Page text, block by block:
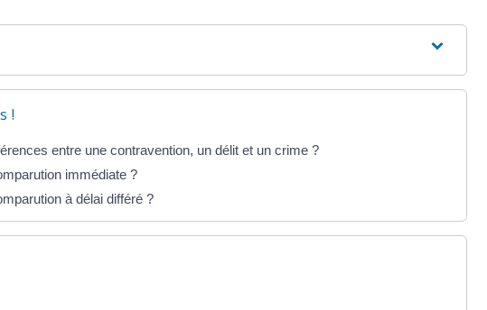
!
entre une contravention, un délit et un crime ?
immédiate ?
à délai différé ?